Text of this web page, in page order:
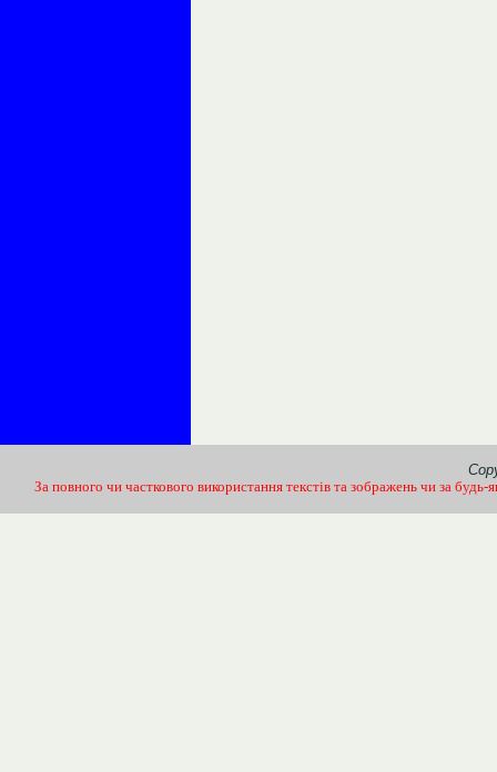
За повного чи часткового використання текстів та зображень чи за